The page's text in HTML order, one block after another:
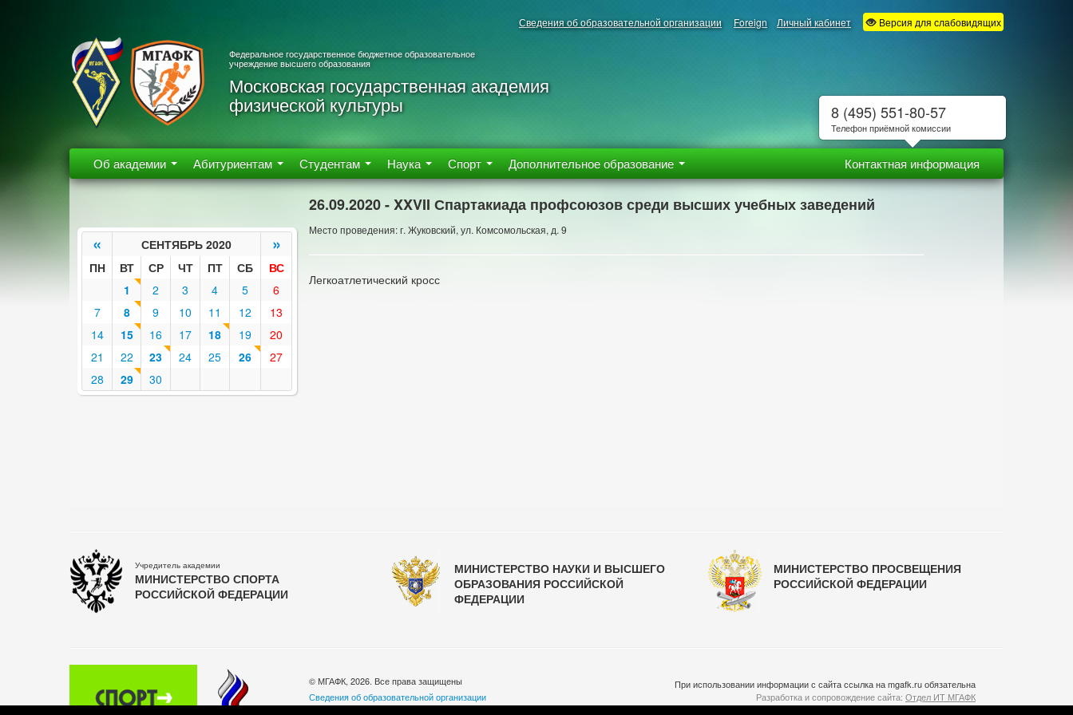
Сведения об образовательной организации Foreign Личный кабинет Версия для слабовидящих
Федеральное государственное бюджетное образовательное
учреждение высшего образования
Московская государственная академия
физической культуры
Об академии Абитуриентам Студентам Наука Спорт Дополнительное образование Контактная информация
« СЕНТЯБРЬ 2020 »
ПН ВТ СР ЧТ ПТ СБ
ВС
1
2 3 4 5
6
7
8 9 10 11 12
13
14
15 16 17 18 19
20
21
22 23 24 25 26
27
28
29 30
26.09.2020 - XXVII Спартакиада профсоюзов среди высших учебных заведений
Место проведения: г. Жуковский, ул. Комсомольская, д. 9
Легкоатлетический кросс
Учредитель академии
МИНИСТЕРСТВО СПОРТА
РОССИЙСКОЙ ФЕДЕРАЦИИ
МИНИСТЕРСТВО НАУКИ И ВЫСШЕГО
ОБРАЗОВАНИЯ РОССИЙСКОЙ
ФЕДЕРАЦИИ
МИНИСТЕРСТВО ПРОСВЕЩЕНИЯ
РОССИЙСКОЙ ФЕДЕРАЦИИ
© МГАФК, 2026. Все права защищены
Сведения об образовательной организации
При использовании информации с сайта ссылка на mgafk.ru обязательна
Разработка и сопровождение сайта: Отдел ИТ МГАФК
Система управления контентом:temeshov.ru
8 (495) 551-80-57
Телефон приёмной комиссии